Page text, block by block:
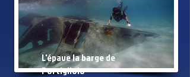
L'épave la barge de
Portigliolo